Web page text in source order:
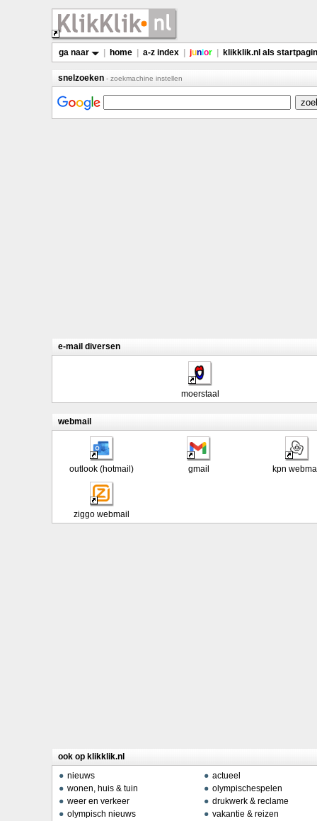
ga naar home a-z index junior klikklik.nl als
snelzoeken - zoekmachine instellen
e-mail diversen
moerstaal
webmail
outlook (hotmail) gmail kpn
ziggo webmail
ook op klikklik.nl
nieuws
actueel
wonen, huis & tuin
olympischespelen
weer en verkeer
drukwerk & reclame
olympisch nieuws
vakantie & reizen